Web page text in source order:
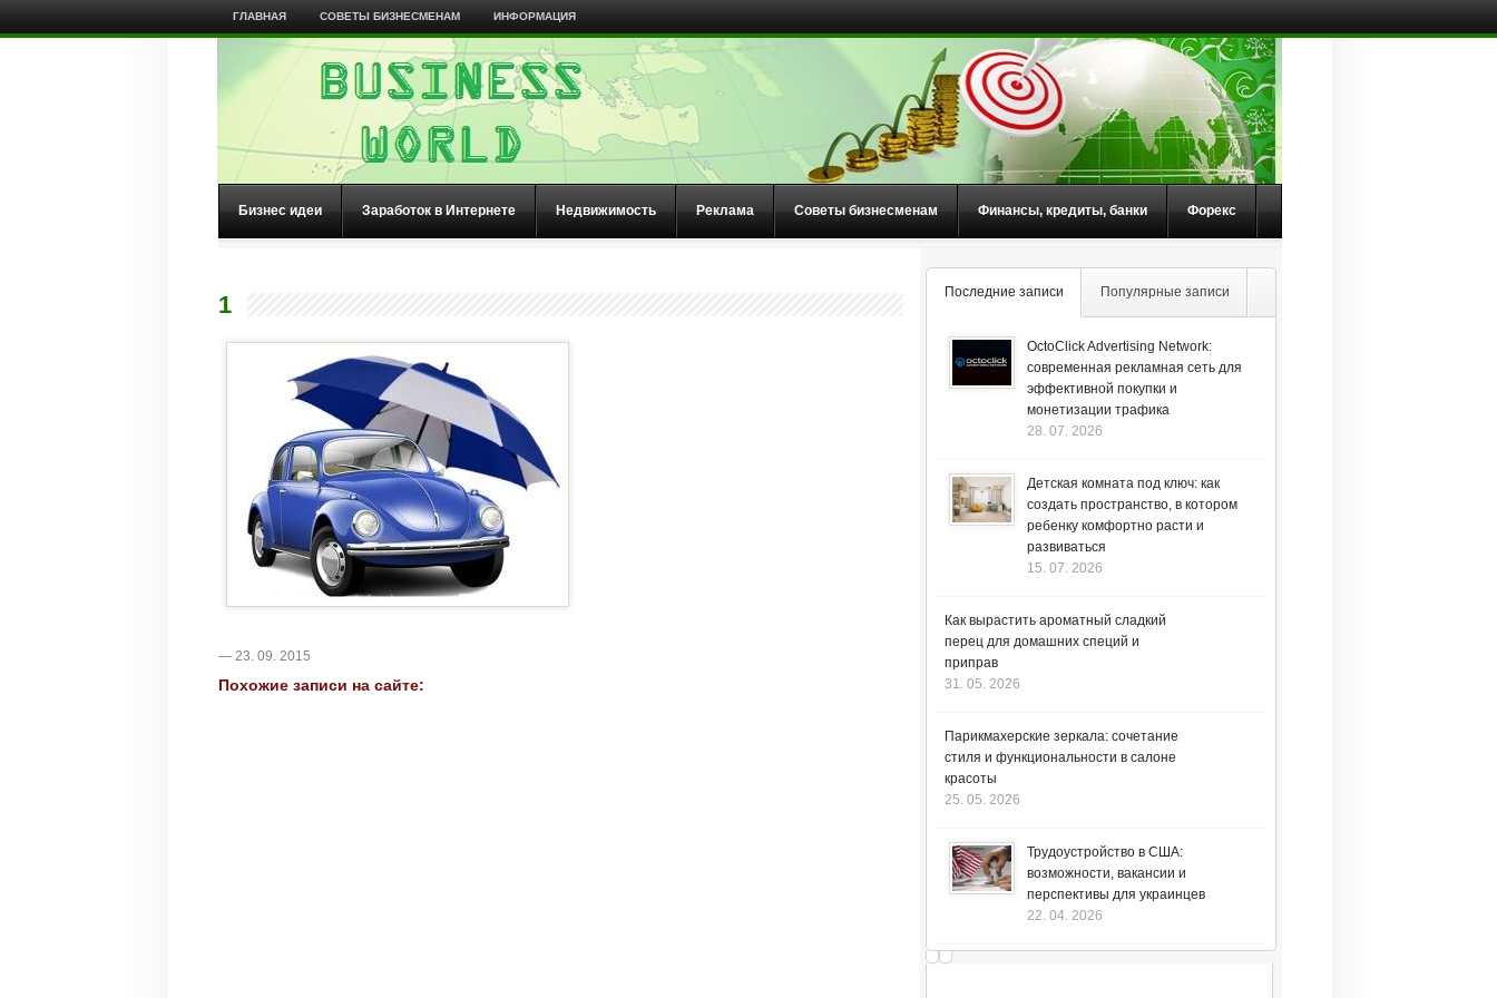
ГЛАВНАЯ СОВЕТЫ БИЗНЕСМЕНАМ ИНФОРМАЦИЯ
Бизнес идеи Заработок в Интернете Недвижимость Реклама Советы бизнесменам Финансы, кредиты, банки Форекс
1
— 23. 09. 2015
Похожие записи на сайте:
Последние записи Популярные записи
OctoClick Advertising Network:
современная рекламная сеть для
эффективной покупки и
монетизации трафика
28. 07. 2026
Детская комната под ключ: как
создать пространство, в котором
ребенку комфортно расти и
развиваться
15. 07. 2026
Как вырастить ароматный сладкий
перец для домашних специй и
приправ
31. 05. 2026
Парикмахерские зеркала: сочетание
стиля и функциональности в салоне
красоты
25. 05. 2026
Трудоустройство в США:
возможности, вакансии и
перспективы для украинцев
22. 04. 2026